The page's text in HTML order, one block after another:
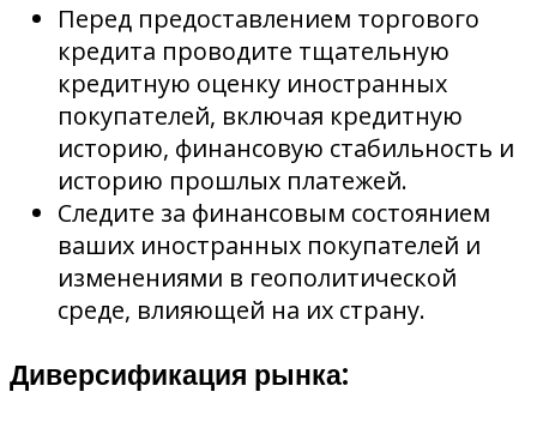
Перед предоставлением торгового
кредита проводите тщательную
кредитную оценку иностранных
покупателей, включая кредитную
историю, финансовую стабильность и
историю прошлых платежей.
Следите за финансовым состоянием
ваших иностранных покупателей и
изменениями в геополитической
среде, влияющей на их страну.
Диверсификация рынка: